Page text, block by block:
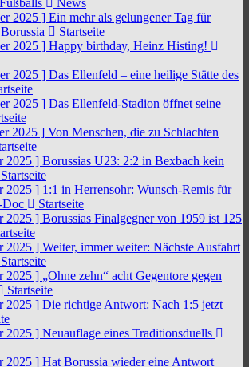
News
2025 ] Ein mehr als gelungener Tag für
Startseite
2025 ] Happy birthday, Heinz Histing!
2025 ] Das Ellenfeld – eine heilige Stätte des
2025 ] Das Ellenfeld-Stadion öffnet seine
2025 ] Von Menschen, die zu Schlachten
2025 ] Borussias U23: 2:2 in Bexbach kein
Startseite
2025 ] 1:1 in Herrensohr: Wunsch-Remis für
Doc
Startseite
2025 ] Borussias Finalgegner von 1959 ist 125
2025 ] Weiter, immer weiter: Nächste Ausfahrt
Startseite
2025 ] „Ohne zehn“ acht Gegentore gegen
Startseite
2025 ] Die richtige Antwort: Nach 1:5 jetzt
2025 ] Neuauflage eines Traditionsduells
2025 ] Hat Borussia wieder eine Antwort